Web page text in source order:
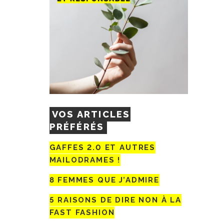
VOS ARTICLES
PRÉFÉRÉS
GAFFES 2.0 ET AUTRES
MAILODRAMES !
8 FEMMES QUE J’ADMIRE
5 RAISONS DE DIRE NON À LA
FAST FASHION